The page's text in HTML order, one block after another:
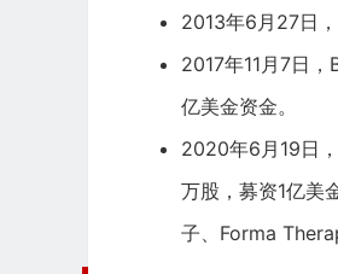
2013年6月27日
2017年11月7日
亿美金资金。
2020年6月19日
万股，募资1亿美
子、 Forma